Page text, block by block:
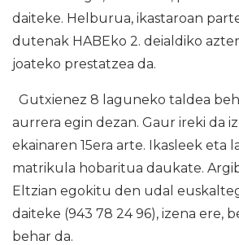
daiteke. Helburua, ikastaroan
dutenak HABEko 2. deialdiko
joateko prestatzea da.
Gutxienez 8 laguneko taldea
aurrera egin dezan. Gaur ireki da
ekainaren 15era arte. Ikasleek eta
matrikula hobaritua daukate.
Eltzian egokitu den udal
daiteke (943 78 24 96), izena ere,
behar da.